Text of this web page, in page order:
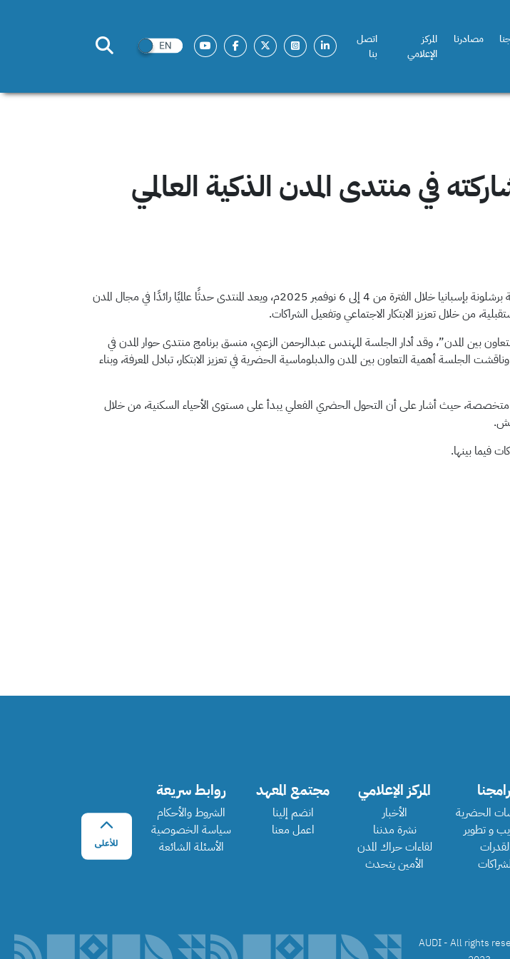
مصادرنا
المركز
الإعلامي
اتصل
بنا
في منتدى المدن الذكية العالمي
بإسبانيا خلال الفترة من 4 إلى 6 نوفمبر 2025م،
ويعد المنتدى حدثًا عالميًا رائدًا في مجال المدن
من خلال تعزيز الابتكار الاجتماعي وتفعيل الشراكات.
بين المدن”، وقد أدار الجلسة المهندس عبدالرحمن الزعبي، منسق برنامج منتدى حوار المدن في
الجلسة أهمية التعاون بين المدن والدبلوماسية الحضرية في تعزيز الابتكار، تبادل المعرفة، وبناء
متخصصة، حيث أشار على أن التحول الحضري الفعلي يبدأ على مستوى الأحياء السكنية، من خلال
فيما بينها.
الحضرية
و تطوير
المركز الإعلامي
الأخبار
نشرة مدننا
لقاءات حراك المدن
الأمين يتحدث
مجتمع المعهد
انضم إلينا
اعمل معنا
روابط سريعة
الشروط والأحكام
سياسة الخصوصية
الأسئلة الشائعة
©️ AUDI - All rights